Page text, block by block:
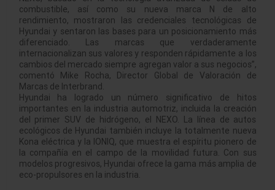
combustible, así como su nueva marca N de alto
rendimiento, mostraron las credenciales tecnológicas de
Hyundai y sentaron las bases para un posicionamiento más
diferenciado. Las marcas que verdaderamente
internacionalizan sus valores y responden rápidamente a los
cambios del mercado siempre agregan valor a sus negocios”,
comentó Mike Rocha, Director Global de Valoración de
Marcas de Interbrand.
Hyundai ha logrado un número significativo de hitos
importantes en la industria automotriz, incluida la creación
del primer SUV de hidrógeno, el NEXO. La línea de autos
ecológicos de Hyundai también incluye la totalmente nueva
Kona eléctrica y la IONIQ, que muestra el espíritu pionero de
la compañía en el campo de la movilidad futura. Con sus
modelos progresivos, Hyundai ofrece la gama más amplia de
eco-propulsores en la industria.